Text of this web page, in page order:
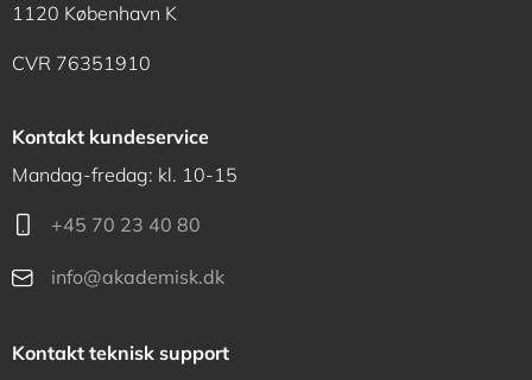
1120 København K
CVR 76351910
Kontakt kundeservice
Mandag-fredag: kl. 10-15
+45 70 23 40 80
info@akademisk.dk
Kontakt teknisk support